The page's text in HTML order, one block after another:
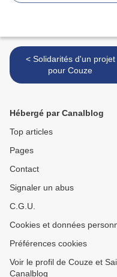
< Solidarités d'un projet
pour Couze
Hébergé par Canalblog
Top articles
Pages
Contact
Signaler un abus
C.G.U.
Cookies et données
Préférences cookies
Voir le profil de Couze et
Canalblog